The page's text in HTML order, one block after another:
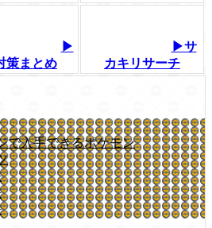
▶
策まとめ
▶サ
カキリサーチ
で入手できるポケモン